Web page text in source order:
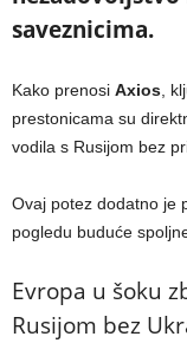
saveznicima.
Kako prenosi Axios,
prestonicama su
vodila s Rusijom bez
Ovaj potez dodatno je
pogledu buduće
Evropa u šoku
Rusijom bez